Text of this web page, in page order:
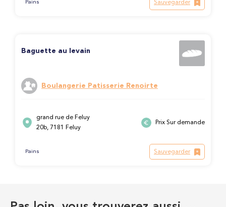
Pains Sauvegarder
Baguette au levain
Boulangerie Patisserie Renoirte
grand rue de Feluy
20b, 7181 Feluy
Prix Sur demande
Pains Sauvegarder